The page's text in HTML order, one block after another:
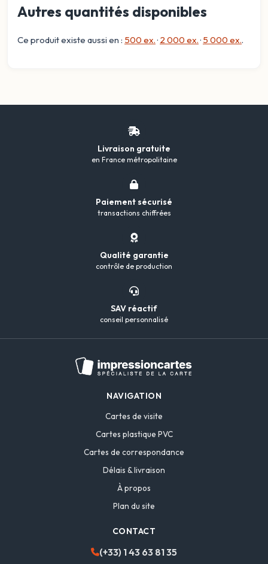
Autres quantités disponibles
Ce produit existe aussi en : 500 ex.· 2 000 ex.· 5 000 ex..
Livraison gratuite
en France métropolitaine
Paiement sécurisé
transactions chiffrées
Qualité garantie
contrôle de production
SAV réactif
conseil personnalisé
NAVIGATION
Cartes de visite
Cartes plastique PVC
Cartes de correspondance
Délais & livraison
À propos
Plan du site
CONTACT
(+33) 1 43 63 81 35